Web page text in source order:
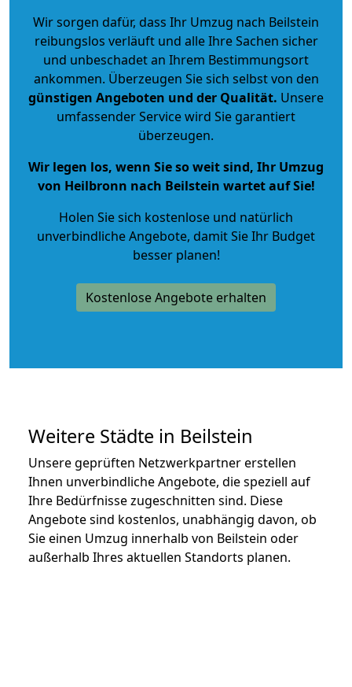
Wir sorgen dafür, dass Ihr Umzug nach Beilstein
reibungslos verläuft und alle Ihre Sachen sicher
und unbeschadet an Ihrem Bestimmungsort
ankommen. Überzeugen Sie sich selbst von den
günstigen Angeboten und der Qualität. Unsere
umfassender Service wird Sie garantiert
überzeugen.
Wir legen los, wenn Sie so weit sind, Ihr Umzug
von Heilbronn nach Beilstein wartet auf Sie!
Holen Sie sich kostenlose und natürlich
unverbindliche Angebote, damit Sie Ihr Budget
besser planen!
Kostenlose Angebote erhalten
Weitere Städte in Beilstein
Unsere geprüften Netzwerkpartner erstellen
Ihnen unverbindliche Angebote, die speziell auf
Ihre Bedürfnisse zugeschnitten sind. Diese
Angebote sind kostenlos, unabhängig davon, ob
Sie einen Umzug innerhalb von Beilstein oder
außerhalb Ihres aktuellen Standorts planen.